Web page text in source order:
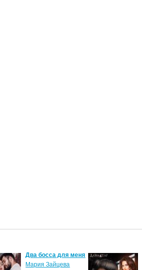
Два босса для меня
Мария Зайцева